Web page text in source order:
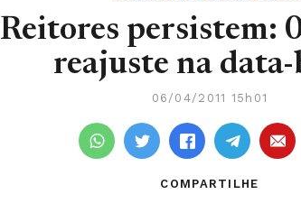
Reitores persistem:
reajuste na data-
06/04/2011 15h01
COMPARTILHE